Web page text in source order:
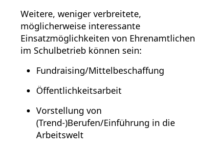
Weitere, weniger verbreitete,
möglicherweise interessante
Einsatzmöglichkeiten von Ehrenamtlichen
im Schulbetrieb können sein:
Fundraising/Mittelbeschaffung
Öffentlichkeitsarbeit
Vorstellung von
(Trend-)Berufen/Einführung in die
Arbeitswelt